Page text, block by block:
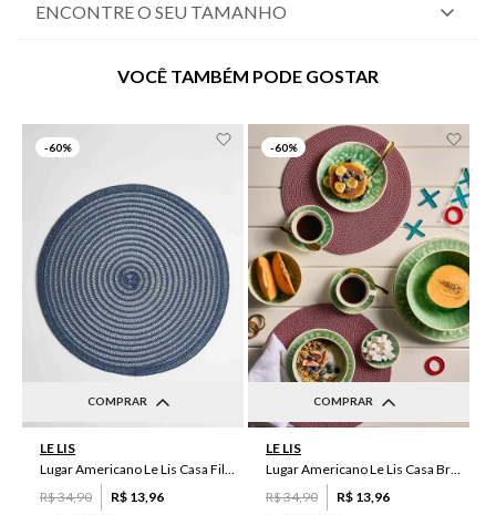
ENCONTRE O SEU TAMANHO
VOCÊ TAMBÉM PODE GOSTAR
-60%
COMPRAR
LE LIS
Lugar Americano Le Lis Casa Filipa
R$34,90 R$ 13 96
-60%
COMPRAR
LE LIS
Lugar Americano Le Lis Casa Brenda
R$34,90 R$ 13 96